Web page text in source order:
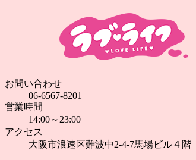
お問い合わせ
06-6567-8201
営業時間
14:00～23:00
アクセス
大阪市浪速区難波中2-4-7馬場ビル４階